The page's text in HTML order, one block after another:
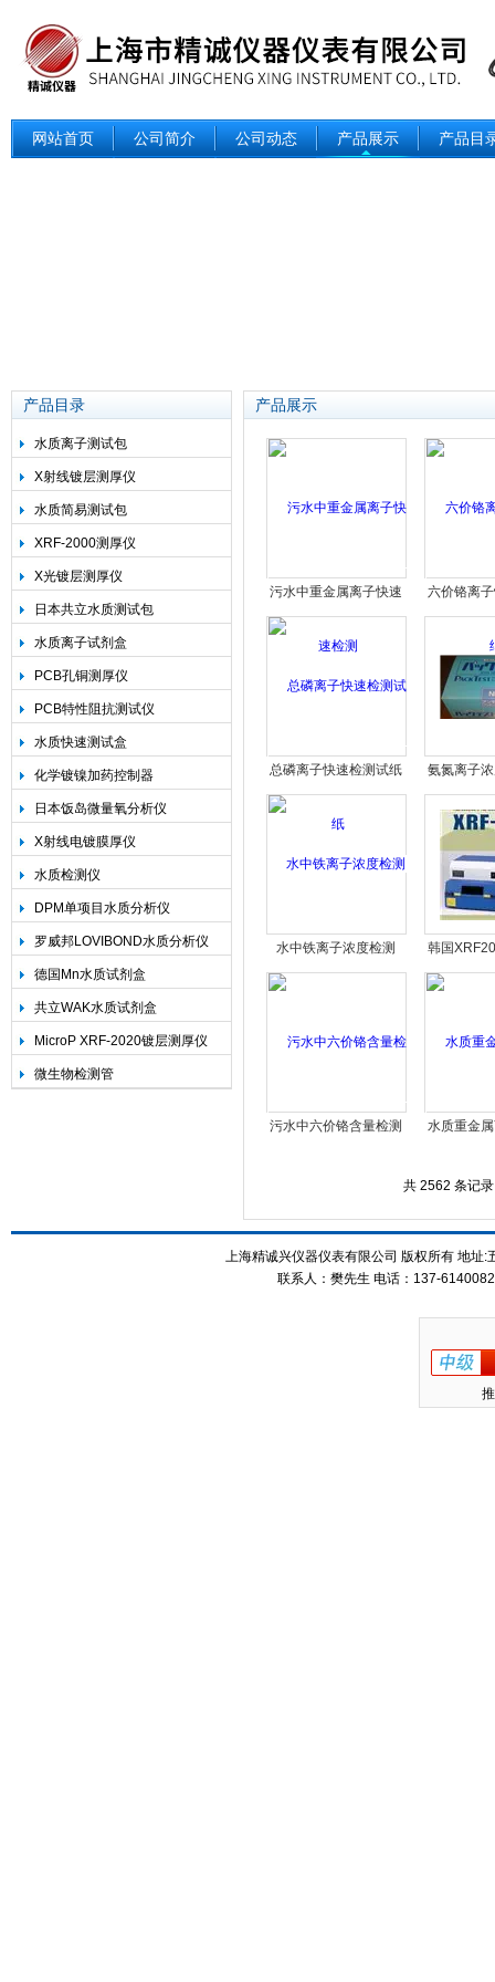
网站首页 公司简介 公司动态 产品展示 产品目
产品目录
水质离子测试包
X射线镀层测厚仪
水质简易测试包
XRF-2000测厚仪
X光镀层测厚仪
日本共立水质测试包
水质离子试剂盒
PCB孔铜测厚仪
PCB特性阻抗测试仪
水质快速测试盒
化学镀镍加药控制器
日本饭岛微量氧分析仪
X射线电镀膜厚仪
水质检测仪
DPM单项目水质分析仪
罗威邦LOVIBOND水质分析仪
德国Mn水质试剂盒
共立WAK水质试剂盒
MicroP XRF-2020镀层测厚仪
微生物检测管
产品展示
污水中重金属离子快速
检测
六价铬离
总磷离子快速检测试纸 氨氮离子
水中铁离子浓度检测
韩国
层
污水中六价铬含量检测
水质重金
共 2562 条记
上海精诚兴仪器仪表有限公司 版权所有 地址
联系人：樊先生 电话：137-